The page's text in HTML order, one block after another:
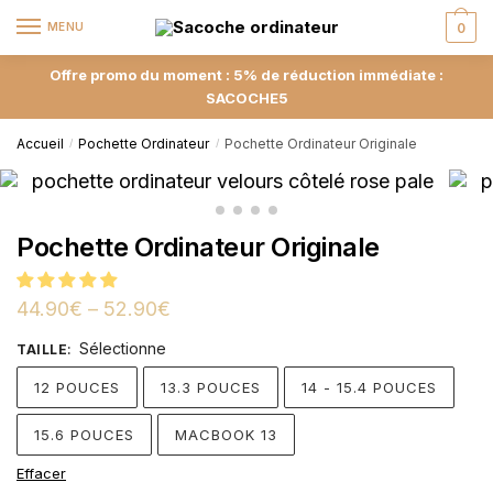
MENU 0
Offre promo du moment : 5% de réduction immédiate :
SACOCHE5
Accueil / Pochette Ordinateur / Pochette Ordinateur Originale
Pochette Ordinateur Originale
44.90€ – 52.90€
TAILLE: Sélectionne
12 POUCES 13.3 POUCES 14 - 15.4 POUCES
15.6 POUCES MACBOOK 13
Effacer